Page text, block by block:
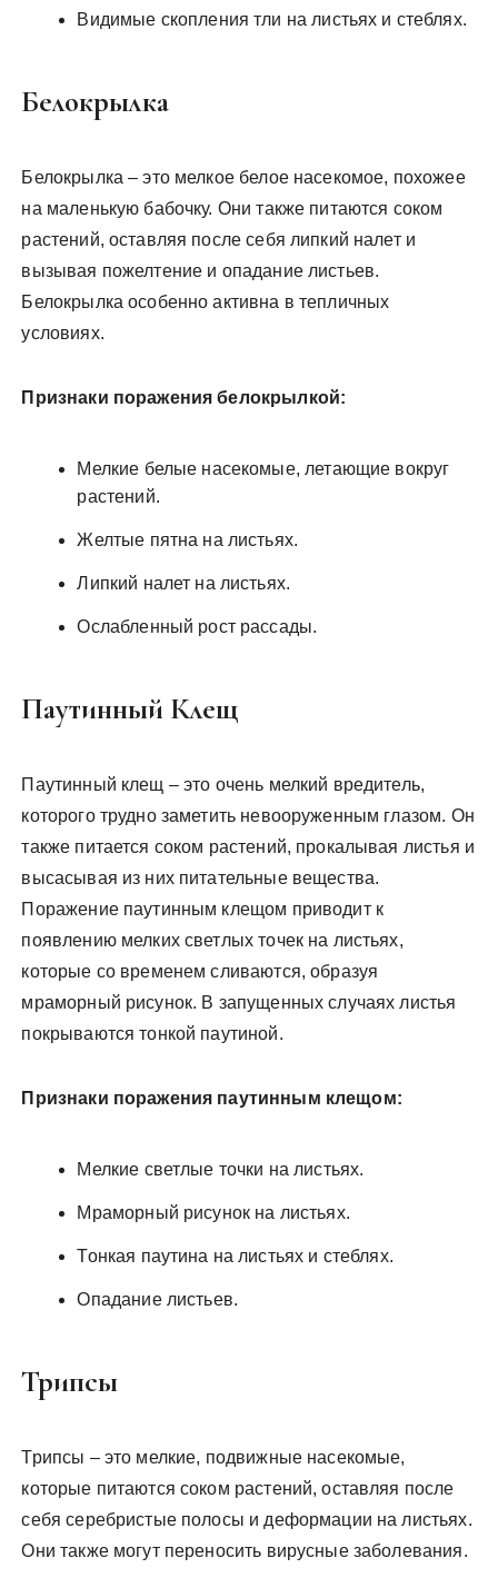
Видимые скопления тли на листьях и стеблях.
Белокрылка
Белокрылка – это мелкое белое насекомое, похожее
на маленькую бабочку. Они также питаются соком
растений, оставляя после себя липкий налет и
вызывая пожелтение и опадание листьев.
Белокрылка особенно активна в тепличных
условиях.
Признаки поражения белокрылкой:
Мелкие белые насекомые, летающие вокруг
растений.
Желтые пятна на листьях.
Липкий налет на листьях.
Ослабленный рост рассады.
Паутинный Клещ
Паутинный клещ – это очень мелкий вредитель,
которого трудно заметить невооруженным глазом. Он
также питается соком растений, прокалывая листья и
высасывая из них питательные вещества.
Поражение паутинным клещом приводит к
появлению мелких светлых точек на листьях,
которые со временем сливаются, образуя
мраморный рисунок. В запущенных случаях листья
покрываются тонкой паутиной.
Признаки поражения паутинным клещом:
Мелкие светлые точки на листьях.
Мраморный рисунок на листьях.
Тонкая паутина на листьях и стеблях.
Опадание листьев.
Трипсы
Трипсы – это мелкие, подвижные насекомые,
которые питаются соком растений, оставляя после
себя серебристые полосы и деформации на листьях.
Они также могут переносить вирусные заболевания.